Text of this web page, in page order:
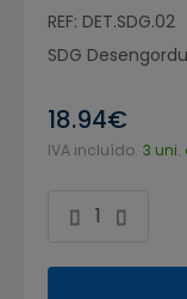
REF: DET.SDG.02
SDG
18.94€
IVA incluído. 3 uni.